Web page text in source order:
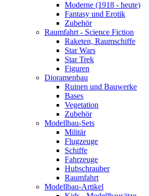
Moderne (1918 - heute)
Fantasy und Erotik
Zubehör
Raumfahrt - Science Fiction
Raketen, Raumschiffe
Star Wars
Star Trek
Figuren
Dioramenbau
Ruinen und Bauwerke
Bases
Vegetation
Zubehör
Modellbau-Sets
Militär
Flugzeuge
Schiffe
Fahrzeuge
Hubschrauber
Raumfahrt
Modellbau-Artikel